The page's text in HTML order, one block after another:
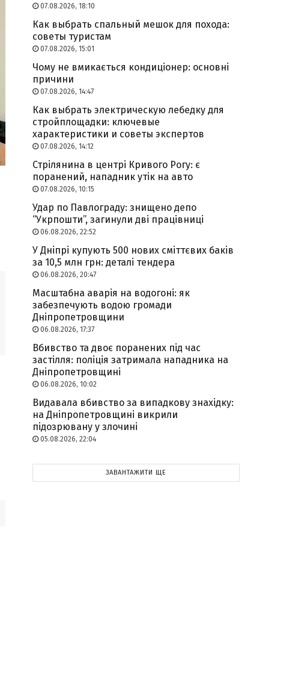
07.08.2026, 18:10
Как выбрать спальный мешок для похода:
советы туристам
07.08.2026, 15:01
Чому не вмикається кондиціонер: основні
причини
07.08.2026, 14:47
Как выбрать электрическую лебедку для
стройплощадки: ключевые
характеристики и советы экспертов
07.08.2026, 14:12
Стрілянина в центрі Кривого Рогу: є
поранений, нападник утік на авто
07.08.2026, 10:15
Удар по Павлограду: знищено депо
“Укрпошти”, загинули дві працівниці
06.08.2026, 22:52
У Дніпрі купують 500 нових сміттєвих баків
за 10,5 млн грн: деталі тендера
06.08.2026, 20:47
Масштабна аварія на водогоні: як
забезпечують водою громади
Дніпропетровщини
06.08.2026, 17:37
Вбивство та двоє поранених під час
застілля: поліція затримала нападника на
Дніпропетровщині
06.08.2026, 10:02
Видавала вбивство за випадкову знахідку:
на Дніпропетровщині викрили
підозрювану у злочині
05.08.2026, 22:04
ЗАВАНТАЖИТИ ЩЕ